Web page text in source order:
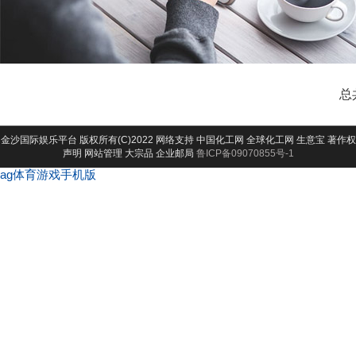
总
金沙国际娱乐平台 版权所有(C)2022 网络支持 中国化工网 全球化工网 生意宝 著作权
声明 网站管理 大宗品 企业邮局 鲁ICP备09070855号-1
ag体育游戏手机版